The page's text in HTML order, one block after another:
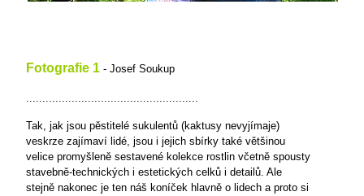
Fotografie 1 - Josef Soukup
.....................................................
Tak, jak jsou pěstitelé sukulentů (kaktusy nevyjímaje)
veskrze zajímaví lidé, jsou i jejich sbírky také většinou
velice promyšleně sestavené kolekce rostlin včetně spousty
stavebně-technických i estetických celků i detailů. Ale
stejně nakonec je ten náš koníček hlavně o lidech a proto si